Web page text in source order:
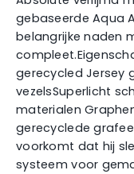
gebaseerde Aqua
belangrijke naden
gerecycled Jersey
vezelsSuperlicht
materialen
gerecyclede
voorkomt dat hij
systeem voor